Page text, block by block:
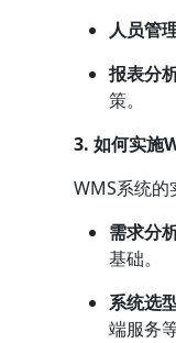
人员管
报表分
策。
3. 如何实施
WMS系统的
需求分
基础。
系统选
端服务